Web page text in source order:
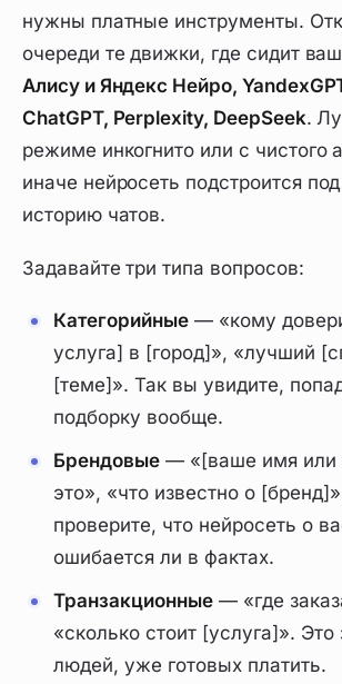
нужны платные инструменты.
очереди те движки, где сидит
Алису и Яндекс Нейро,
ChatGPT, Perplexity, DeepSeek.
режиме инкогнито или с чистого
иначе нейросеть подстроится
историю чатов.
Задавайте три типа вопросов:
Категорийные — «кому
услуга] в [город]», «лучший
[теме]». Так вы увидите,
подборку вообще.
Брендовые — «[ваше имя или
это», «что известно о
проверите, что нейросеть о
ошибается ли в фактах.
Транзакционные — «где
«сколько стоит [услуга]». Это
людей, уже готовых платить.